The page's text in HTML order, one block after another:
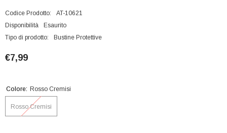
Codice Prodotto:
AT-10621
Disponibilità
Esaurito
Tipo di prodotto:
Bustine Protettive
€7,99
Colore: Rosso Cremisi
Rosso Cremisi